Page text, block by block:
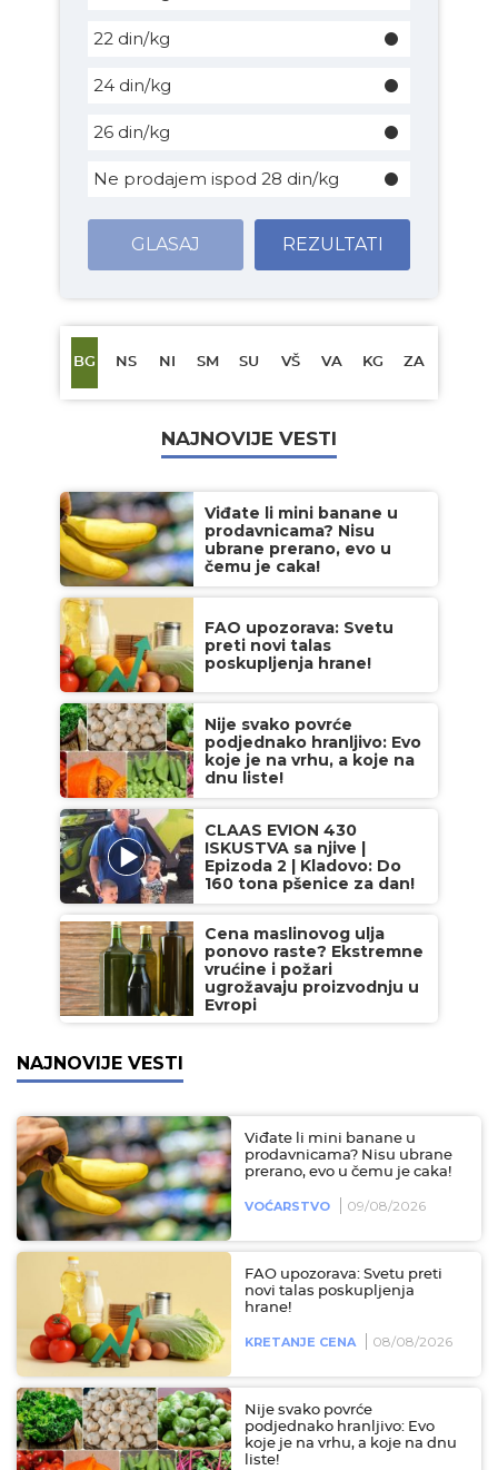
22 din/kg
24 din/kg
26 din/kg
Ne prodajem ispod 28 din/kg
GLASAJ REZULTATI
BG NS NI SM SU VŠ VA KG ZA
NAJNOVIJE VESTI
Viđate li mini banane u
prodavnicama? Nisu
ubrane prerano, evo u
čemu je caka!
FAO upozorava: Svetu
preti novi talas
poskupljenja hrane!
Nije svako povrće
podjednako hranljivo: Evo
koje je na vrhu, a koje na
dnu liste!
CLAAS EVION 430
ISKUSTVA sa njive |
Epizoda 2 | Kladovo: Do
160 tona pšenice za dan!
Cena maslinovog ulja
ponovo raste? Ekstremne
vrućine i požari
ugrožavaju proizvodnju u
Evropi
NAJNOVIJE VESTI
Viđate li mini banane u
prodavnicama? Nisu ubrane
prerano, evo u čemu je caka!
VOĆARSTVO 09/08/2026
FAO upozorava: Svetu preti
novi talas poskupljenja
hrane!
KRETANJE CENA 08/08/2026
Nije svako povrće
podjednako hranljivo: Evo
koje je na vrhu, a koje na dnu
liste!